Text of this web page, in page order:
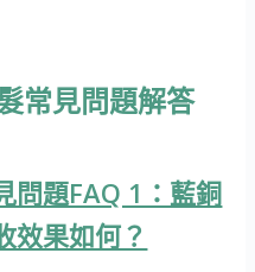
常見問題解答
問題FAQ 1：藍銅
效果如何？